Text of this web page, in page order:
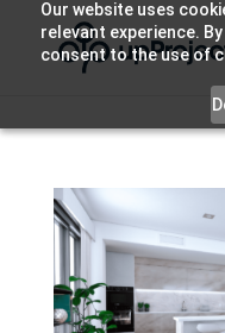
Our website uses
relevant experience.
consent to the use of